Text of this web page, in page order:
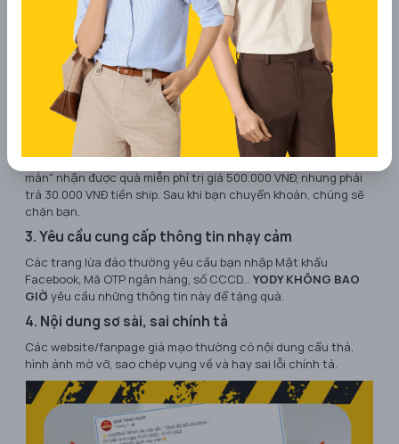
khuyenmaiyody.xyz
... (Tất cả đều là GIẢ MẠO). Tên miền
thật
CHỈ CÓ yody.vn
Fanpage giả:Tên page có thể y hệt "YODY", dùng logo
thật nhưngKHÔNG CÓ DẤU TÍCH XANH
. Chúng
thường mới được tạo, có ít người theo dõi.
2. Yêu cầu chuyển khoản "Phí Vận Chuyển" hoặc
"Phí Xác Nhận"
Đây là dấu hiệu lừa đảo phổ biến nhất! Kẻ gian nói bạn "may
mắn" nhận được quà miễn phí trị giá 500.000 VNĐ, nhưng phải
trả 30.000 VNĐ tiền ship. Sau khi bạn chuyển khoản, chúng sẽ
chặn bạn.
3. Yêu cầu cung cấp thông tin nhạy cảm
Các trang lừa đảo thường yêu cầu bạn nhập Mật khẩu
Facebook, Mã OTP ngân hàng, số CCCD... YODY KHÔNG BAO
GIỜ yêu cầu những thông tin này để tặng quà.
4. Nội dung sơ sài, sai chính tả
Các website/fanpage giả mạo thường có nội dung cẩu thả,
hình ảnh mờ vỡ, sao chép vụng về và hay sai lỗi chính tả.